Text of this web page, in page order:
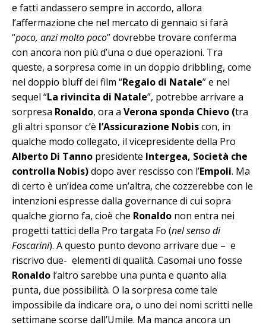
e fatti andassero sempre in accordo, allora
l’affermazione che nel mercato di gennaio si farà
“poco, anzi molto poco” dovrebbe trovare conferma
con ancora non più d’una o due operazioni. Tra
queste, a sorpresa come in un doppio dribbling, come
nel doppio bluff dei film “Regalo di Natale” e nel
sequel “La rivincita di Natale”, potrebbe arrivare a
sorpresa Ronaldo, ora a Verona sponda Chievo (tra
gli altri sponsor c’è l’Assicurazione Nobiscon, in
qualche modo collegato, il vicepresidente della Pro
Alberto Di Tanno presidente Intergea, Società che
controlla Nobis)dopo aver rescisso con l’Empoli. Ma
di certo è un’idea come un’altra, che cozzerebbe con le
intenzioni espresse dalla governance di cui sopra
qualche giorno fa, cioè che Ronaldo non entra nei
progetti tattici della Pro targata Fo (nel senso di
Foscarini). A questo punto devono arrivare due – e
riscrivo due- elementi di qualità. Casomai uno fosse
Ronaldo l’altro sarebbe una punta e quanto alla
punta, due possibilità. O la sorpresa come tale
impossibile da indicare ora, o uno dei nomi scritti nelle
settimane scorse dall’Umile. Ma manca ancora un